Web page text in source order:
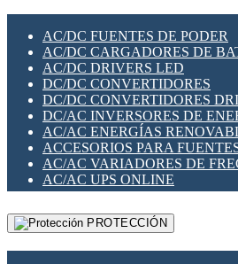
SWITCH Y MICROSWITCH
TARJETAS PI
UNIÓN Y DERIVACIÓN DE
PLACAS MODULARES IOT
SWITCHES Y REDES WIFI
SOLUCIONES IOT
SOLUCIONES LORAWAN
SOLUCIONES RED CELULAR
SEGURIDAD PARA REDES
SWITCHES LAN
TELEFONÍA IP (VOIP)
VIGILANCIA IP (CCTV)
MESHTASTIC
AC/DC FUENTES DE PODER
AC/DC CARGADORES DE
AC/DC DRIVERS LED
DC/DC CONVERTIDORES
DC/DC CONVERTIDORES
DC/AC INVERSORES DE
AC/AC ENERGÍAS
ACCESORIOS PARA
AC/AC VARIADORES DE
AC/AC UPS ONLINE
PROTECCIÓN